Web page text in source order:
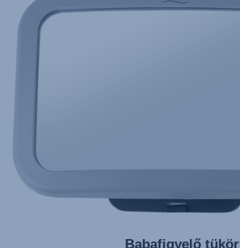
Babafigyelő tükör